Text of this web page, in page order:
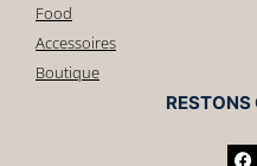
Food
Accessoires
Boutique
RESTONS